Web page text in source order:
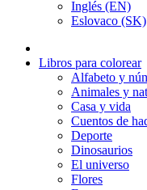
Inglés (EN)
Eslovaco (SK)
Libros para colorear
Alfabeto y
Animales y
Casa y vida
Cuentos de
Deporte
Dinosaurios
El universo
Flores